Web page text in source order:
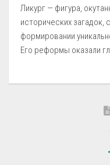
Ликург — фигура,
исторических
формировании
Его реформы оказали